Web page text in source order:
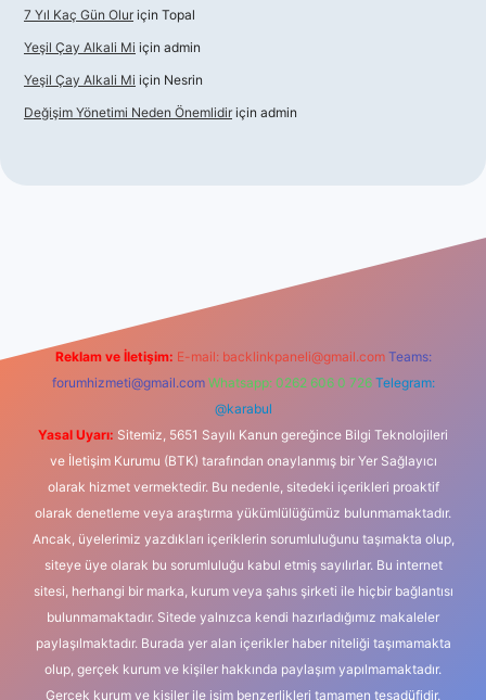
7 Yıl Kaç Gün Olur için Topal
Yeşil Çay Alkali Mi için admin
Yeşil Çay Alkali Mi için Nesrin
Değişim Yönetimi Neden Önemlidir için admin
Reklam ve İletişim: E-mail: backlinkpaneli@gmail.com Teams:
forumhizmeti@gmail.com Whatsapp: 0262 606 0 726 Telegram:
@karabul
Yasal Uyarı: Sitemiz, 5651 Sayılı Kanun gereğince Bilgi Teknolojileri
ve İletişim Kurumu (BTK) tarafından onaylanmış bir Yer Sağlayıcı
olarak hizmet vermektedir. Bu nedenle, sitedeki içerikleri proaktif
olarak denetleme veya araştırma yükümlülüğümüz bulunmamaktadır.
Ancak, üyelerimiz yazdıkları içeriklerin sorumluluğunu taşımakta olup,
siteye üye olarak bu sorumluluğu kabul etmiş sayılırlar. Bu internet
sitesi, herhangi bir marka, kurum veya şahıs şirketi ile hiçbir bağlantısı
bulunmamaktadır. Sitede yalnızca kendi hazırladığımız makaleler
paylaşılmaktadır. Burada yer alan içerikler haber niteliği taşımamakta
olup, gerçek kurum ve kişiler hakkında paylaşım yapılmamaktadır.
Gerçek kurum ve kişiler ile isim benzerlikleri tamamen tesadüfidir.